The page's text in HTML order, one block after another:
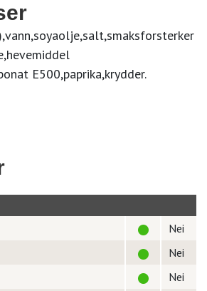
E500,paprika,krydder.
Nei
Nei
Nei